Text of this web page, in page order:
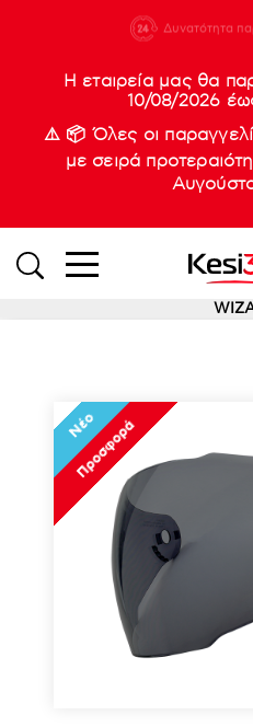
933
Δυνατότητα
Νέες
Η εταιρεία μας θα
10/08/2026
⚠️ 📦 Όλες οι
με σειρά
Νέο
Προσφορά